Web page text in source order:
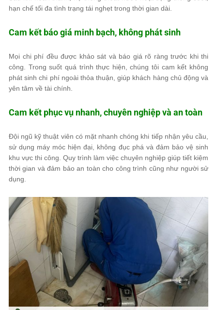
hạn chế tối đa tình trạng tái nghẹt trong thời gian dài.
Cam kết báo giá minh bạch, không phát sinh
Mọi chi phí đều được khảo sát và báo giá rõ ràng trước khi thi
công. Trong suốt quá trình thực hiện, chúng tôi cam kết không
phát sinh chi phí ngoài thỏa thuận, giúp khách hàng chủ động và
yên tâm về tài chính.
Cam kết phục vụ nhanh, chuyên nghiệp và an toàn
Đội ngũ kỹ thuật viên có mặt nhanh chóng khi tiếp nhận yêu cầu,
sử dụng máy móc hiện đại, không đục phá và đảm bảo vệ sinh
khu vực thi công. Quy trình làm việc chuyên nghiệp giúp tiết kiệm
thời gian và đảm bảo an toàn cho công trình cũng như người sử
dụng.